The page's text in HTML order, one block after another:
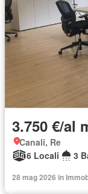
3.750 €/al
Canali, Re
6 Locali
3
28 mag 2026 in